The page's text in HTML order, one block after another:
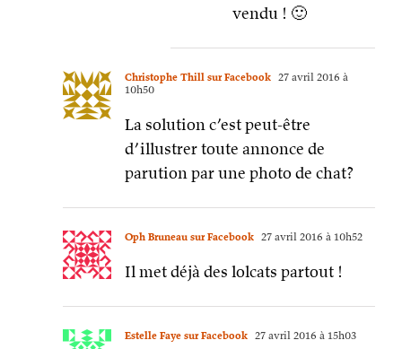
vendu ! 🙂
Christophe Thill sur Facebook 27 avril 2016 à
10h50
La solution c’est peut-être
d’illustrer toute annonce de
parution par une photo de chat?
Oph Bruneau sur Facebook 27 avril 2016 à 10h52
Il met déjà des lolcats partout !
Estelle Faye sur Facebook 27 avril 2016 à 15h03